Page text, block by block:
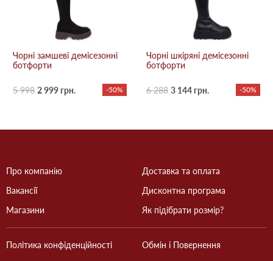
Чорні замшеві демісезонні
ботфорти
5 998 2 999 грн. -50%
Чорні шкіряні демісезонні
ботфорти
6 288 3 144 грн. -50%
Про компанію
Вакансії
Магазини
Доставка та оплата
Дисконтна програма
Як підібрати розмір?
Політика конфіденційності Обмін і Повернення